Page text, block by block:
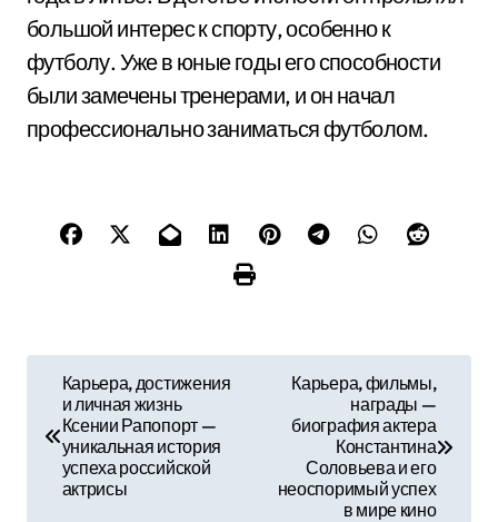
большой интерес к спорту, особенно к
футболу. Уже в юные годы его способности
были замечены тренерами, и он начал
профессионально заниматься футболом.
Карьера, достижения
и личная жизнь
Ксении Рапопорт —
уникальная история
успеха российской
актрисы
Карьера, фильмы,
награды —
биография актера
Константина
Соловьева и его
неоспоримый успех
в мире кино